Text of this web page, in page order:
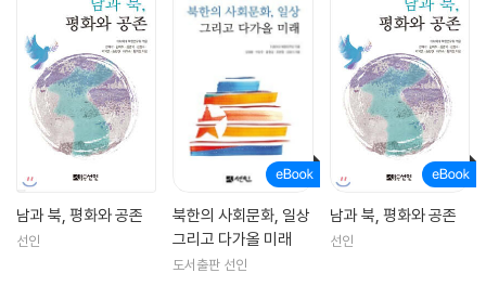
남과 북, 평화와 공존
선인
북한의 사회문화, 일상
그리고 다가올 미래
도서출판 선인
남과 북, 평화와 공존
선인